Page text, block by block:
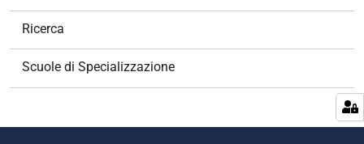
Ricerca
Scuole di Specializzazione